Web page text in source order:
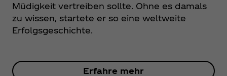
Müdigkeit vertreiben sollte. Ohne es damals
zu wissen, startete er so eine weltweite
Erfolgsgeschichte.
Erfahre mehr